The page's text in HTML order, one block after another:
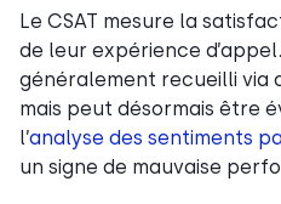
Le CSAT mesure la
de leur expérience
généralement recueilli via
mais peut désormais être
l’analyse des sentiments
un signe de mauvaise